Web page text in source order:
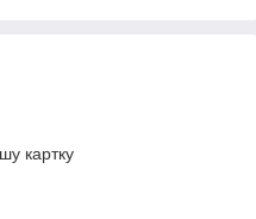
картку